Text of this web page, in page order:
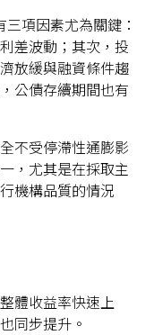
項因素尤為關鍵：
差波動；其次，投
放緩與融資條件趨
公債存續期間也有
不受停滯性通膨影
，尤其是在採取主
機構品質的情況
體收益率快速上
同步提升。